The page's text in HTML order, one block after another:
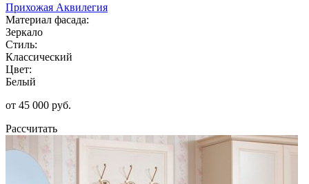
Прихожая Аквилегия
Материал фасада:
Зеркало
Стиль:
Классический
Цвет:
Белый
от 45 000 руб.
Рассчитать